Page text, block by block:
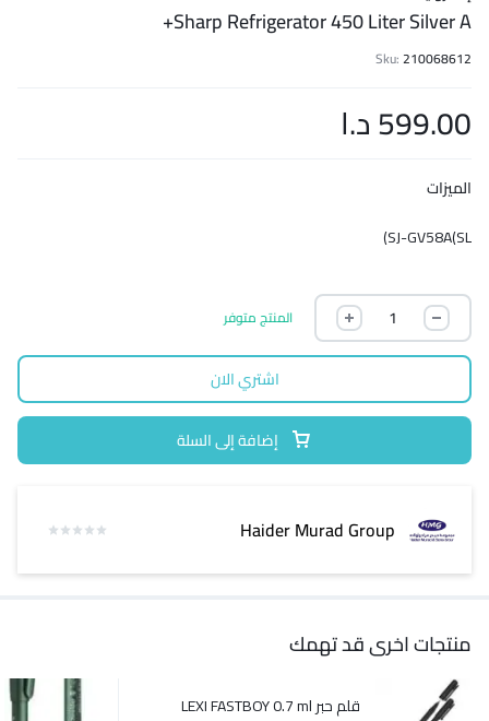
Sharp Refrigerator 450 Liter Silver A+
Sku:210068612
599.00د.ا
الميزات
SJ-GV58A(SL)
المنتج متوفر
إضافة إلى السلة
اشتري الان
Haider Murad Group
منتجات اخرى قد تهمك
قلم حبر LEXI FASTBOY 0.7 ml